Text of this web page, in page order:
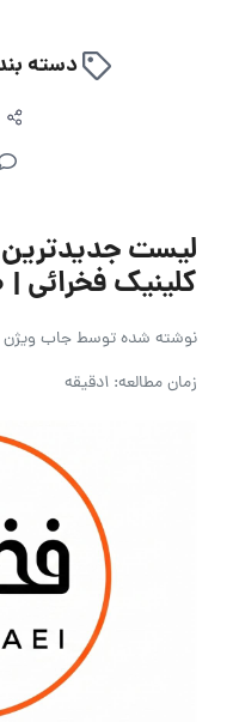
دسته
لیست
کلینیک فخرائی | ۲۰ خرداد ۱۴۰۵
نوشته شده توسطجاب ویژن
زمان مطالعه: 1دقیقه